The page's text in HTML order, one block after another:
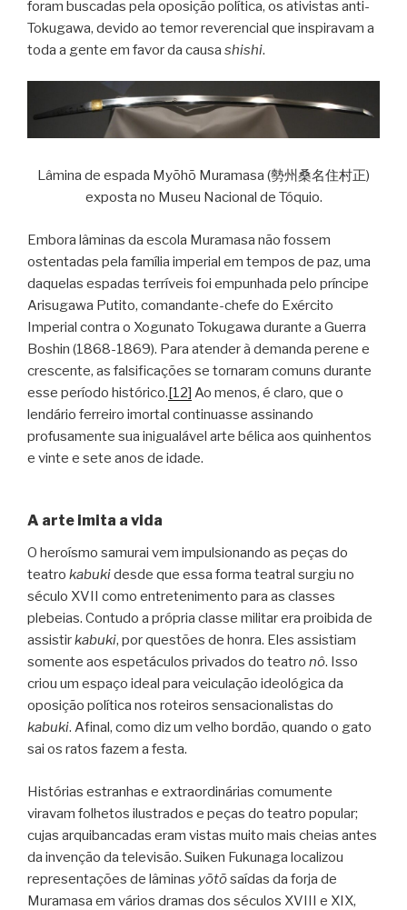
foram buscadas pela oposição política, os ativistas anti-
Tokugawa, devido ao temor reverencial que inspiravam a
toda a gente em favor da causa shishi.
Lâmina de espada Myōhō Muramasa (勢州桑名住村正)
exposta no Museu Nacional de Tóquio.
Embora lâminas da escola Muramasa não fossem
ostentadas pela família imperial em tempos de paz, uma
daquelas espadas terríveis foi empunhada pelo príncipe
Arisugawa Putito, comandante-chefe do Exército
Imperial contra o Xogunato Tokugawa durante a Guerra
Boshin (1868-1869). Para atender à demanda perene e
crescente, as falsificações se tornaram comuns durante
esse período histórico.[12] Ao menos, é claro, que o
lendário ferreiro imortal continuasse assinando
profusamente sua inigualável arte bélica aos quinhentos
e vinte e sete anos de idade.
A arte imita a vida
O heroísmo samurai vem impulsionando as peças do
teatro kabukidesde que essa forma teatral surgiu no
século XVII como entretenimento para as classes
plebeias. Contudo a própria classe militar era proibida de
assistirkabuki, por questões de honra. Eles assistiam
somente aos espetáculos privados do teatro nô. Isso
criou um espaço ideal para veiculação ideológica da
oposição política nos roteiros sensacionalistas do
kabuki. Afinal, como diz um velho bordão, quando o gato
sai os ratos fazem a festa.
Histórias estranhas e extraordinárias comumente
viravam folhetos ilustrados e peças do teatro popular;
cujas arquibancadas eram vistas muito mais cheias antes
da invenção da televisão. Suiken Fukunaga localizou
representações de lâminas yōtōsaídas da forja de
Muramasa em vários dramas dos séculos XVIII e XIX,